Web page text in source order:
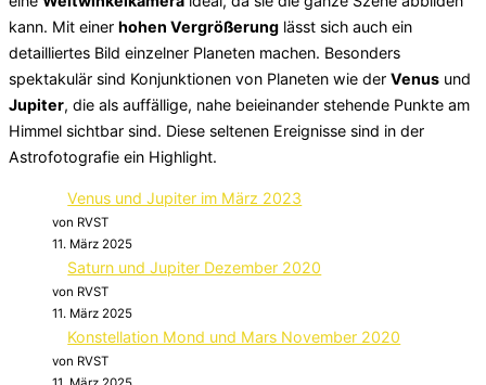
kann. Mit einer hohen Vergrößerung lässt sich auch ein
detailliertes Bild einzelner Planeten machen. Besonders
spektakulär sind Konjunktionen von Planeten wie der Venus und
Jupiter, die als auffällige, nahe beieinander stehende Punkte am
Himmel sichtbar sind. Diese seltenen Ereignisse sind in der
Astrofotografie ein Highlight.
Venus und Jupiter im März 2023
von RVST
11. März 2025
Saturn und Jupiter Dezember 2020
von RVST
11. März 2025
Konstellation Mond und Mars November 2020
von RVST